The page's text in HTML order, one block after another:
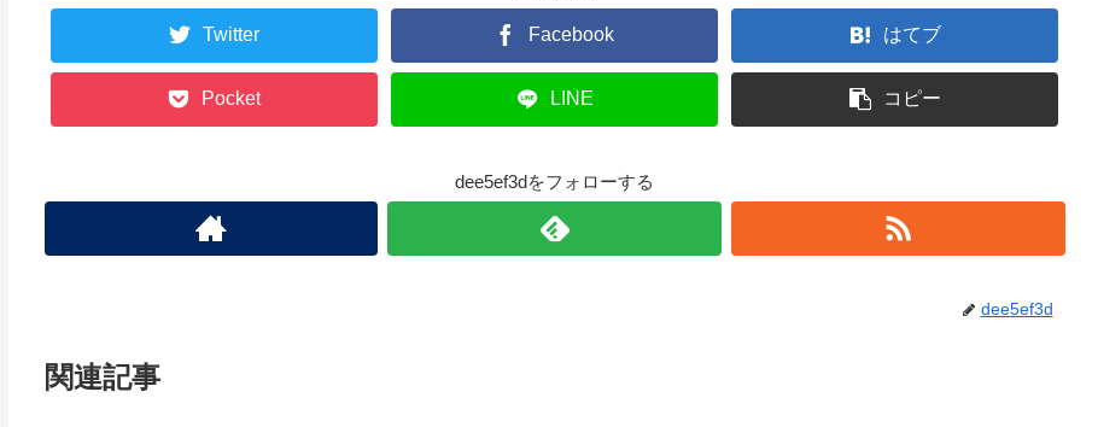
Twitter Facebook はてブ
Pocket LINE コピー
dee5ef3dをフォローする
dee5ef3d
関連記事